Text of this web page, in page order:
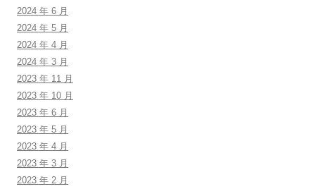
2024 年 6 月
2024 年 5 月
2024 年 4 月
2024 年 3 月
2023 年 11 月
2023 年 10 月
2023 年 6 月
2023 年 5 月
2023 年 4 月
2023 年 3 月
2023 年 2 月